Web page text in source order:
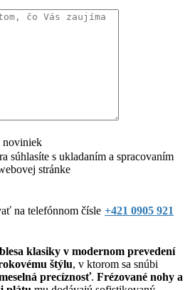
noviniek
súhlasíte s ukladaním a spracovaním
stránke
na telefónnom čísle +421 0905 921
klasiky v modernom prevedení
štýlu, v ktorom sa snúbi
precíznosť. Frézované nohy a